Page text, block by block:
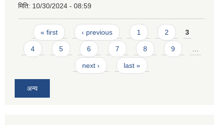
मिति: 10/30/2024 - 08:59
Pages
« first ‹ previous 1 2 3
4 5 6 7 8 9 …
next › last »
अन्य